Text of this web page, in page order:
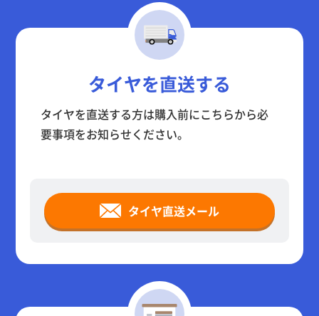
タイヤを直送する
タイヤを直送する方は購入前にこちらから必
要事項をお知らせください。
タイヤ直送メール